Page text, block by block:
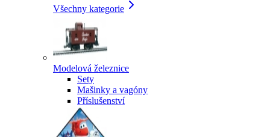
Všechny kategorie
Modelová železnice
Sety
Mašinky a vagóny
Příslušenství